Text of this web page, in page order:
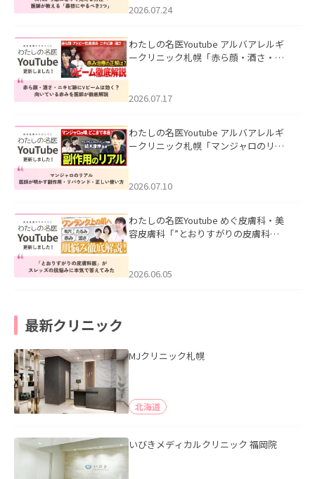
た。
2026.07.24
わたしの名医Youtube アルバアレルギ
ークリニック札幌「赤ら顔・酒さ・ニ
した。
2026.07.17
わたしの名医Youtube アルバアレルギ
ークリニック札幌「マンジャロのリア
た。
2026.07.10
わたしの名医Youtube めぐ皮膚科・美
容皮膚科「”とおりすがりの皮膚科
2026.06.05
最新クリニック
MJクリニック札幌
北海道
いびきメディカルクリニック 福岡院